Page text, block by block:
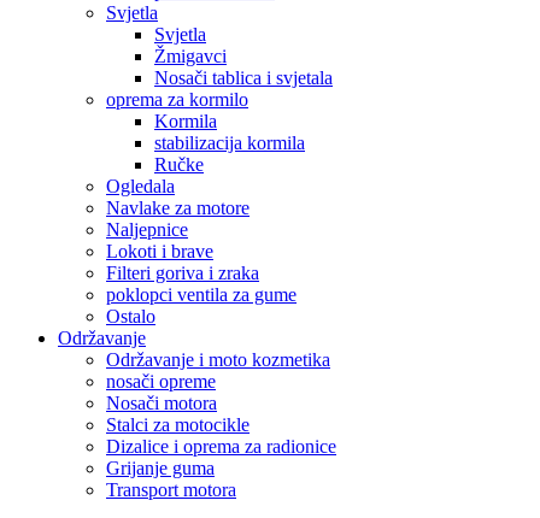
Svjetla
Svjetla
Žmigavci
Nosači tablica i svjetala
oprema za kormilo
Kormila
stabilizacija kormila
Ručke
Ogledala
Navlake za motore
Naljepnice
Lokoti i brave
Filteri goriva i zraka
poklopci ventila za gume
Ostalo
Održavanje
Održavanje i moto kozmetika
nosači opreme
Nosači motora
Stalci za motocikle
Dizalice i oprema za radionice
Grijanje guma
Transport motora